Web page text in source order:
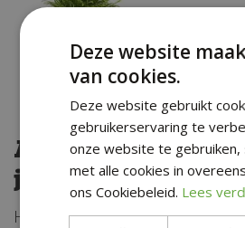
Siergrassen en
varens
Advies en
jouw
Heb je hulp nodig bij het
Deze website
van cookies.
Deze website gebruikt
gebruikerservaring te
onze website te gebruiken,
met alle cookies in
ons Cookiebeleid. Lees